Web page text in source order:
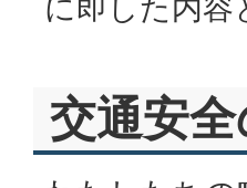
に即した内容
交通安